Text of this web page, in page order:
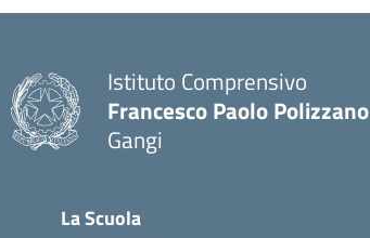
Istituto Comprensivo
Francesco Paolo Polizzano
Gangi
La Scuola